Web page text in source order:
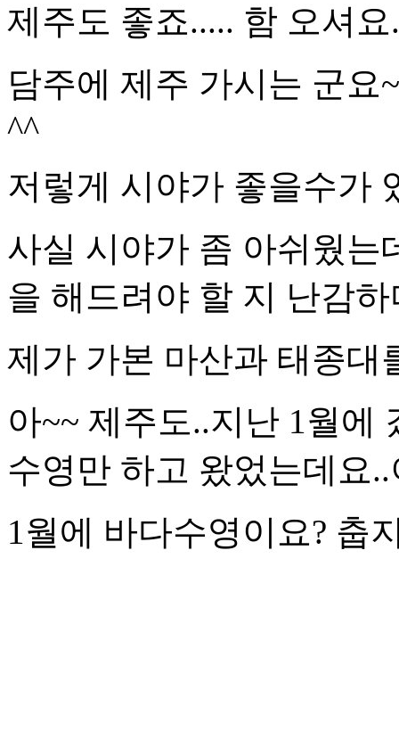
제주도 좋죠..... 함 오셔요
담주에 제주 가시는 군요
^^
저렇게 시야가 좋을수가
사실 시야가 좀 아쉬웠는
을 해드려야 할 지 난감
제가 가본 마산과 태종대
아~~ 제주도..지난 1월에
수영만 하고 왔었는데요
1월에 바다수영이요? 춥